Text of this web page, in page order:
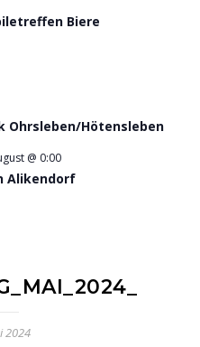
Biere
Ohrsleben/Hötensleben
@ 0:00
Alikendorf
2024